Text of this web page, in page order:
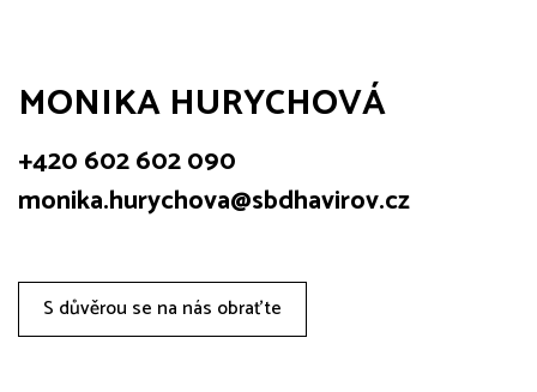
MONIKA HURYCHOVÁ
+420 602 602 090
monika.hurychova@sbdhavirov.cz
S důvěrou se na nás obraťte